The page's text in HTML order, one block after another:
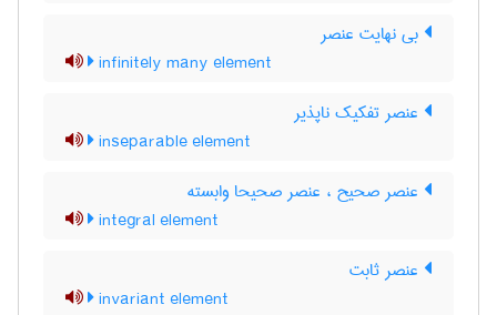
بی نهایت عنصر
infinitely many element
عنصر تفکیک ناپذیر
inseparable element
عنصر صحیح ، عنصر صحیحا وابسته
integral element
عنصر ثابت
invariant element